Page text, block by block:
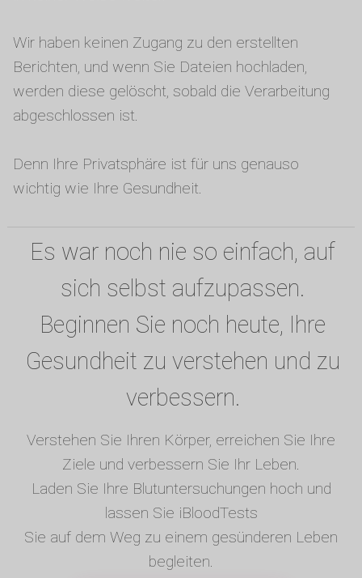
Wir haben keinen Zugang zu den erstellten
Berichten, und wenn Sie Dateien hochladen,
werden diese gelöscht, sobald die Verarbeitung
abgeschlossen ist.
Denn Ihre Privatsphäre ist für uns genauso
wichtig wie Ihre Gesundheit.
Es war noch nie so einfach, auf
sich selbst aufzupassen.
Beginnen Sie noch heute, Ihre
Gesundheit zu verstehen und zu
verbessern.
Verstehen Sie Ihren Körper, erreichen Sie Ihre
Ziele und verbessern Sie Ihr Leben.
Laden Sie Ihre Blutuntersuchungen hoch und
lassen Sie iBloodTests
Sie auf dem Weg zu einem gesünderen Leben
begleiten.